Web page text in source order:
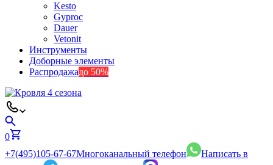
Kesto
Gyproc
Dauer
Vetonit
Инструменты
Доборные элементы
Распродажадо 50%
0
+7(495)105-67-67Многоканальный телефон
Написать в